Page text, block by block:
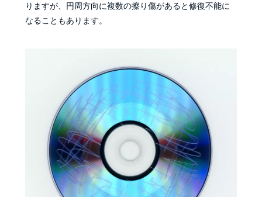
りますが、円周方向に複数の擦り傷があると修復不能に
なることもあります。